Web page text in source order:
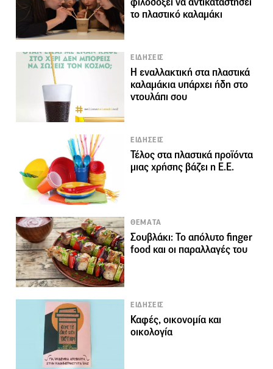
το πλαστικό καλαμάκι
ΕΙΔΗΣΕΙΣ
Η εναλλακτική στα πλαστικά
καλαμάκια υπάρχει ήδη στο
ντουλάπι σου
ΕΙΔΗΣΕΙΣ
Τέλος στα πλαστικά προϊόντα
μιας χρήσης βάζει η Ε.Ε.
ΘΕΜΑΤΑ
Σουβλάκι: Το απόλυτο finger
food και οι παραλλαγές του
ΕΙΔΗΣΕΙΣ
Καφές, οικονομία και
οικολογία